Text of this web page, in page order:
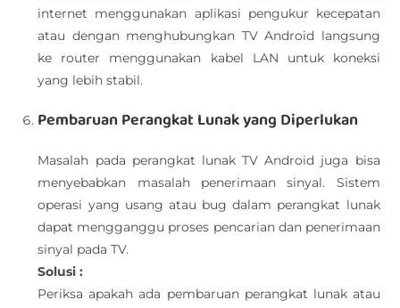
internet menggunakan aplikasi pengukur kecepatan
atau dengan menghubungkan TV Android langsung
ke router menggunakan kabel LAN untuk koneksi
yang lebih stabil.
Pembaruan Perangkat Lunak yang Diperlukan
Masalah pada perangkat lunak TV Android juga bisa
menyebabkan masalah penerimaan sinyal. Sistem
operasi yang usang atau bug dalam perangkat lunak
dapat mengganggu proses pencarian dan penerimaan
sinyal pada TV.
Solusi :
Periksa apakah ada pembaruan perangkat lunak atau